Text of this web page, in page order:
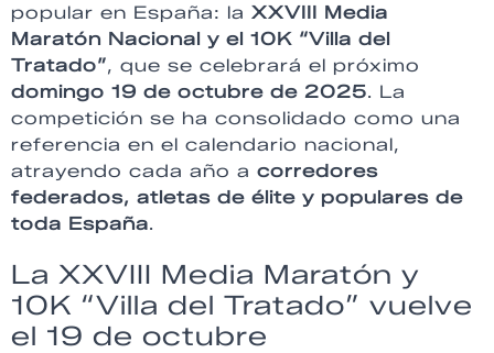
popular en España: la XXVIII Media
Maratón Nacional y el 10K “Villa del
Tratado”, que se celebrará el próximo
domingo 19 de octubre de 2025. La
competición se ha consolidado como una
referencia en el calendario nacional,
atrayendo cada año a corredores
federados, atletas de élite y populares de
toda España.
La XXVIII Media Maratón y
10K “Villa del Tratado” vuelve
el 19 de octubre